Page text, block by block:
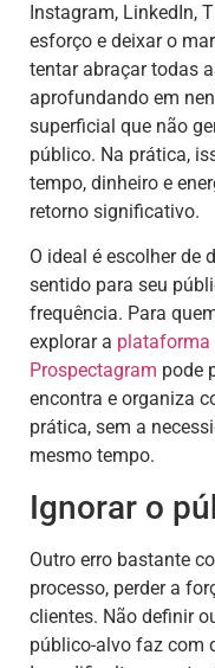
Instagram, LinkedIn,
esforço e deixar o
tentar abraçar todas
aprofundando em
superficial que não
público. Na prática,
tempo, dinheiro e
retorno significativo.
O ideal é escolher de
sentido para seu
frequência. Para
explorar a plataforma
Prospectagram pode
encontra e organiza
prática, sem a
mesmo tempo.
Ignorar o
Outro erro bastante
processo, perder a
clientes. Não definir
público-alvo faz com